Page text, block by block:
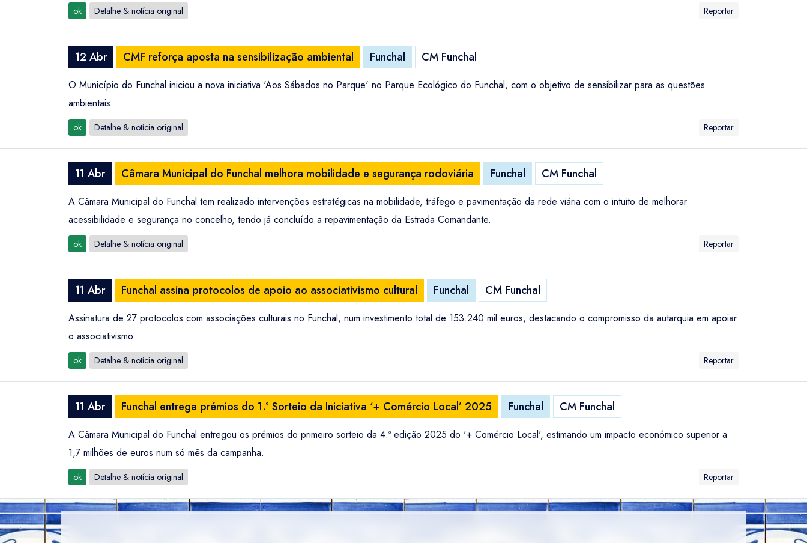
ok Detalhe & notícia original Reportar
12 Abr CMF reforça aposta na sensibilização ambiental Funchal CM Funchal
O Município do Funchal iniciou a nova iniciativa 'Aos Sábados no Parque' no Parque Ecológico do Funchal, com o objetivo de sensibilizar para as questões
ambientais.
ok Detalhe & notícia original Reportar
11 Abr Câmara Municipal do Funchal melhora mobilidade e segurança rodoviária Funchal CM Funchal
A Câmara Municipal do Funchal tem realizado intervenções estratégicas na mobilidade, tráfego e pavimentação da rede viária com o intuito de melhorar
acessibilidade e segurança no concelho, tendo já concluído a repavimentação da Estrada Comandante.
ok Detalhe & notícia original Reportar
11 Abr Funchal assina protocolos de apoio ao associativismo cultural Funchal CM Funchal
Assinatura de 27 protocolos com associações culturais no Funchal, num investimento total de 153.240 mil euros, destacando o compromisso da autarquia em apoiar
o associativismo.
ok Detalhe & notícia original Reportar
11 Abr Funchal entrega prémios do 1.º Sorteio da Iniciativa ‘+ Comércio Local’ 2025 Funchal CM Funchal
A Câmara Municipal do Funchal entregou os prémios do primeiro sorteio da 4.ª edição 2025 do '+ Comércio Local', estimando um impacto económico superior a
1,7 milhões de euros num só mês da campanha.
ok Detalhe & notícia original Reportar